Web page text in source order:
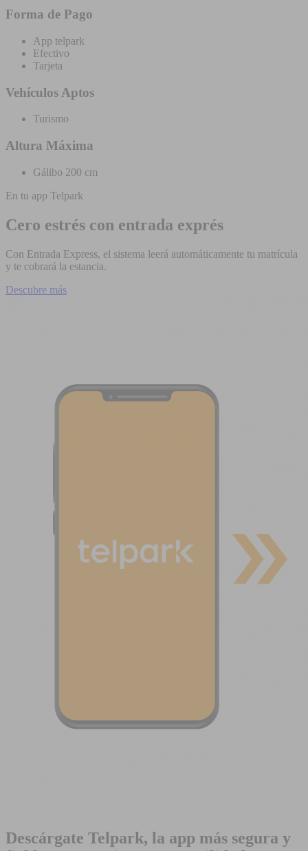
Forma de Pago
App telpark
Efectivo
Tarjeta
Vehículos Aptos
Turismo
Altura Máxima
Gálibo 200 cm
En tu app Telpark
Cero estrés con entrada exprés
Con Entrada Express, el sistema leerá automáticamente tu matrícula
y te cobrará la estancia.
Descubre más
Descárgate Telpark, la app más segura y